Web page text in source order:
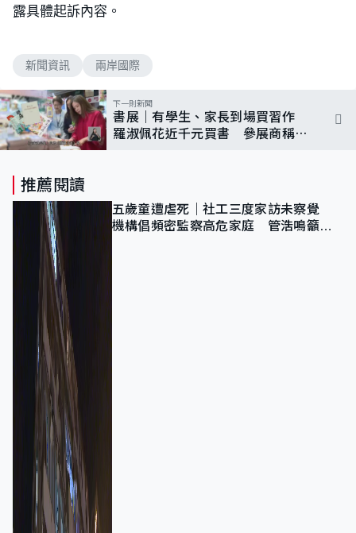
露具體起訴內容。
新聞資訊 兩岸國際
下一則新聞
書展｜有學生、家長到場買習作
羅淑佩花近千元買書 參展商稱多
推薦閱讀
五歲童遭虐死｜社工三度家訪未察覺
機構倡頻密監察高危家庭 管浩鳴籲加